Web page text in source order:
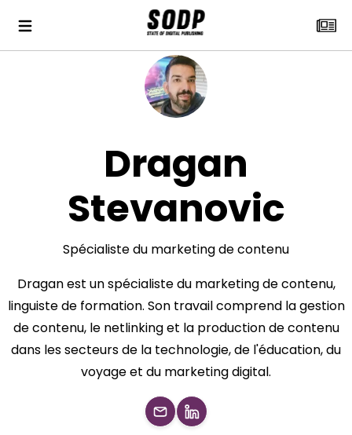
Dragan
Stevanovic
Spécialiste du marketing de contenu
Dragan est un spécialiste du marketing de contenu,
linguiste de formation. Son travail comprend la gestion
de contenu, le netlinking et la production de contenu
dans les secteurs de la technologie, de l'éducation, du
voyage et du marketing digital.